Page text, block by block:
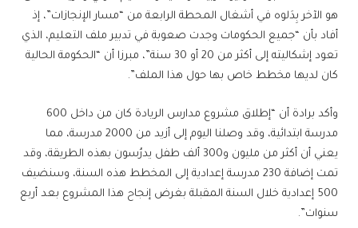
هو الآخر بِدَلوه في أشغال المحطة الرابعة من “مسار الإنجازات”، إذ
أفاد بأن “جميع الحكومات وجدت صعوبة في تدبير ملف التعليم، الذي
تعود إشكاليته إلى أكثر من 20 أو 30 سنة”، مبرزا أن “الحكومة الحالية
كان لديها مخطط خاص بها حول هذا الملف”.
وأكد برادة أن “إطلاق مشروع مدارس الريادة كان من داخل 600
مدرسة ابتدائية، وقد وصلنا اليوم إلى أزيد من 2000 مدرسة، مما
يعني أن أكثر من مليون و300 ألف طفل يدرُسون بهذه الطريقة، وقد
تمت إضافة 230 مدرسة إعدادية إلى المخطط هذه السنة، وسنضيف
500 إعدادية خلال السنة المقبلة بغرض إنجاح هذا المشروع بعد أربع
سنوات”.